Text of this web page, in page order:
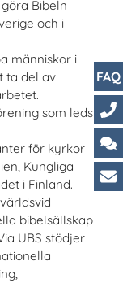
Bibeln
och i
människor i
ta del av
som leds
för kyrkor
Kungliga
i Finland.
bibelsällskap
UBS stödjer
FAQ